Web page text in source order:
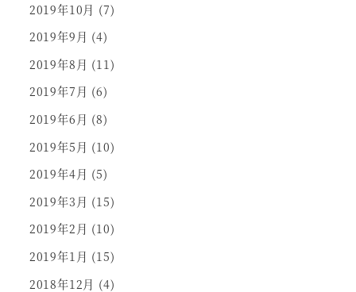
2019年10月 (7)
2019年9月 (4)
2019年8月 (11)
2019年7月 (6)
2019年6月 (8)
2019年5月 (10)
2019年4月 (5)
2019年3月 (15)
2019年2月 (10)
2019年1月 (15)
2018年12月 (4)